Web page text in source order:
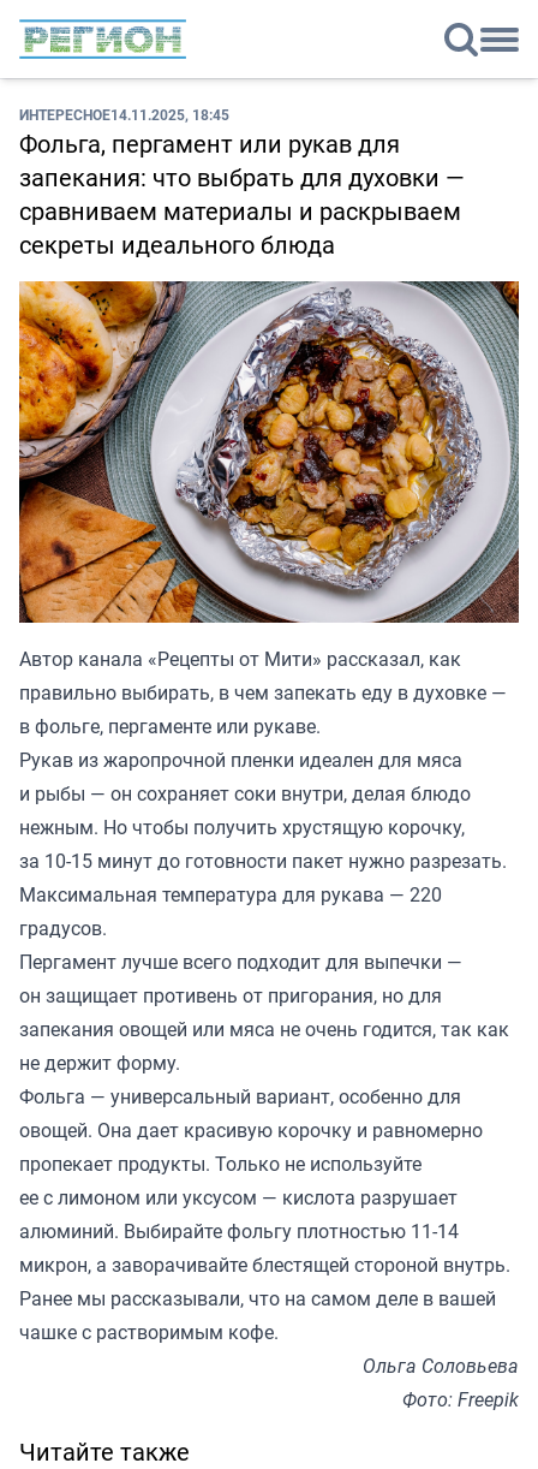
ИНТЕРЕСНОЕ14.11.2025, 18:45
Фольга, пергамент или рукав для
запекания: что выбрать для духовки —
сравниваем материалы и раскрываем
секреты идеального блюда
Автор канала «Рецепты от Мити» рассказал, как
правильно выбирать, в чем запекать еду в духовке —
в фольге, пергаменте или рукаве.
Рукав из жаропрочной пленки идеален для мяса
и рыбы — он сохраняет соки внутри, делая блюдо
нежным. Но чтобы получить хрустящую корочку,
за 10-15 минут до готовности пакет нужно разрезать.
Максимальная температура для рукава — 220
градусов.
Пергамент лучше всего подходит для выпечки —
он защищает противень от пригорания, но для
запекания овощей или мяса не очень годится, так как
не держит форму.
Фольга — универсальный вариант, особенно для
овощей. Она дает красивую корочку и равномерно
пропекает продукты. Только не используйте
ее с лимоном или уксусом — кислота разрушает
алюминий. Выбирайте фольгу плотностью 11-14
микрон, а заворачивайте блестящей стороной внутрь.
Ранее мы рассказывали, что на самом деле в вашей
чашке с растворимым кофе.
Ольга Соловьева
Фото: Freepik
Читайте также